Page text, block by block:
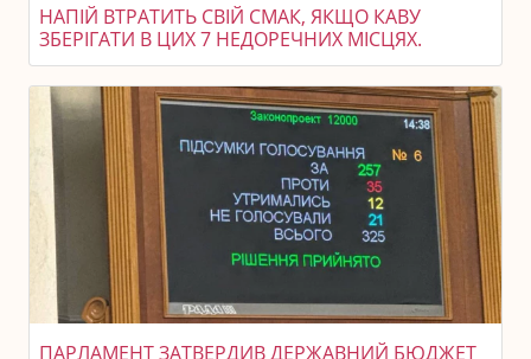
НАПІЙ ВТРАТИТЬ СВІЙ СМАК, ЯКЩО КАВУ
ЗБЕРІГАТИ В ЦИХ 7 НЕДОРЕЧНИХ МІСЦЯХ.
ПАРЛАМЕНТ ЗАТВЕРДИВ ДЕРЖАВНИЙ БЮДЖЕТ